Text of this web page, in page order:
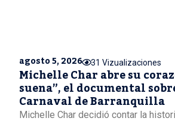
agosto 5, 2026 31 Vizualizaciones
Michelle Char abre su
suena”, el documental
Carnaval de Barranquilla
Michelle Char decidió contar la